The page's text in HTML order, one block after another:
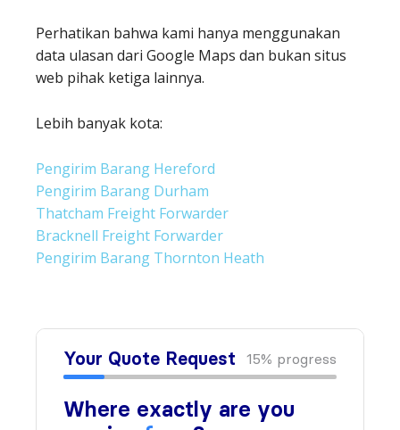
Perhatikan bahwa kami hanya menggunakan
data ulasan dari Google Maps dan bukan situs
web pihak ketiga lainnya.
Lebih banyak kota:
Pengirim Barang Hereford
Pengirim Barang Durham
Thatcham Freight Forwarder
Bracknell Freight Forwarder
Pengirim Barang Thornton Heath